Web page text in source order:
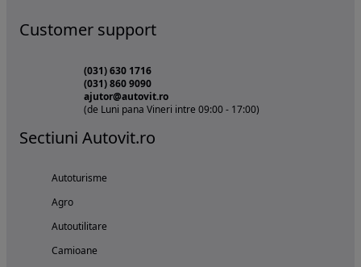
Customer support
(031) 630 1716
(031) 860 9090
ajutor@autovit.ro
(de Luni pana Vineri intre 09:00 - 17:00)
Sectiuni Autovit.ro
Autoturisme
Agro
Autoutilitare
Camioane